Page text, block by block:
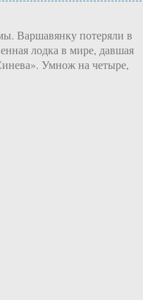
Варшавянку потеряли в
лодка в мире, давшая
Умнож на четыре,